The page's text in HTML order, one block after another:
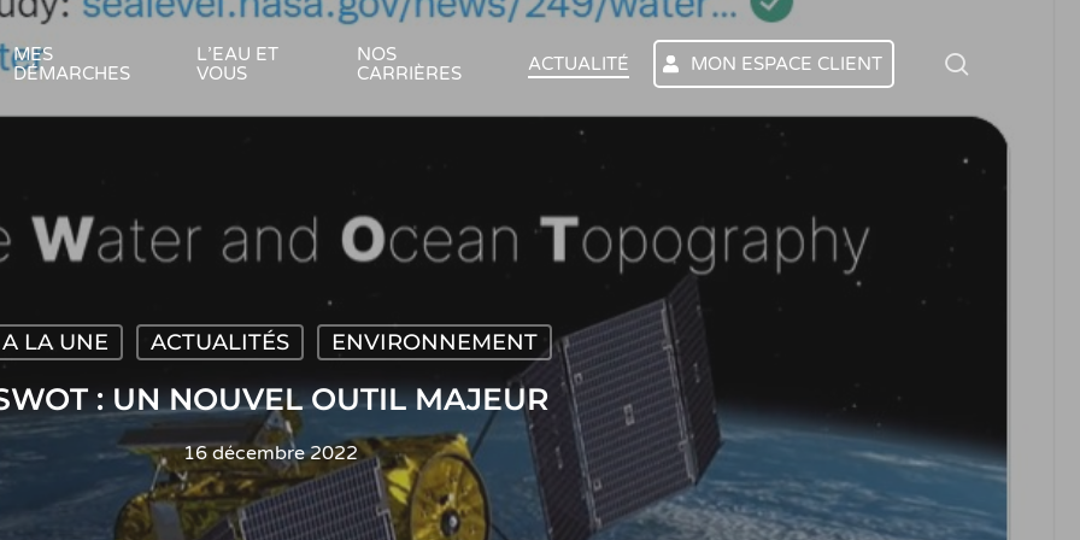
MES
DÉMARCHES
L’EAU ET
VOUS
NOS
CARRIÈRES
ACTUALITÉ MON ESPACE CLIENT
A LA UNE ACTUALITÉS ENVIRONNEMENT
: UN NOUVEL OUTIL MAJEUR
16 décembre 2022